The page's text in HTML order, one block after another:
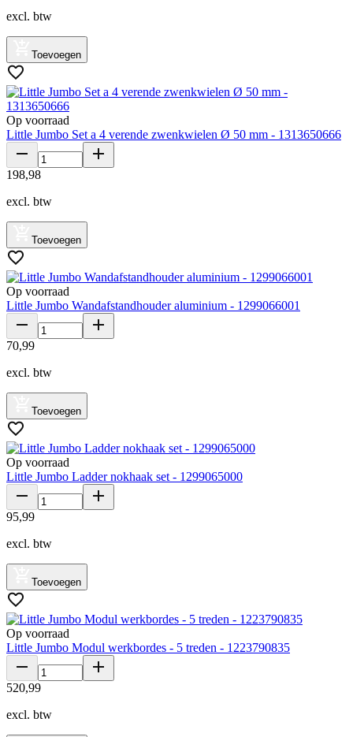
excl. btw
Toevoegen
Op voorraad
Little Jumbo Set a 4 verende zwenkwielen Ø 50 mm - 1313650666
198,98
excl. btw
Toevoegen
Op voorraad
Little Jumbo Wandafstandhouder aluminium - 1299066001
70,99
excl. btw
Toevoegen
Op voorraad
Little Jumbo Ladder nokhaak set - 1299065000
95,99
excl. btw
Toevoegen
Op voorraad
Little Jumbo Modul werkbordes - 5 treden - 1223790835
520,99
excl. btw